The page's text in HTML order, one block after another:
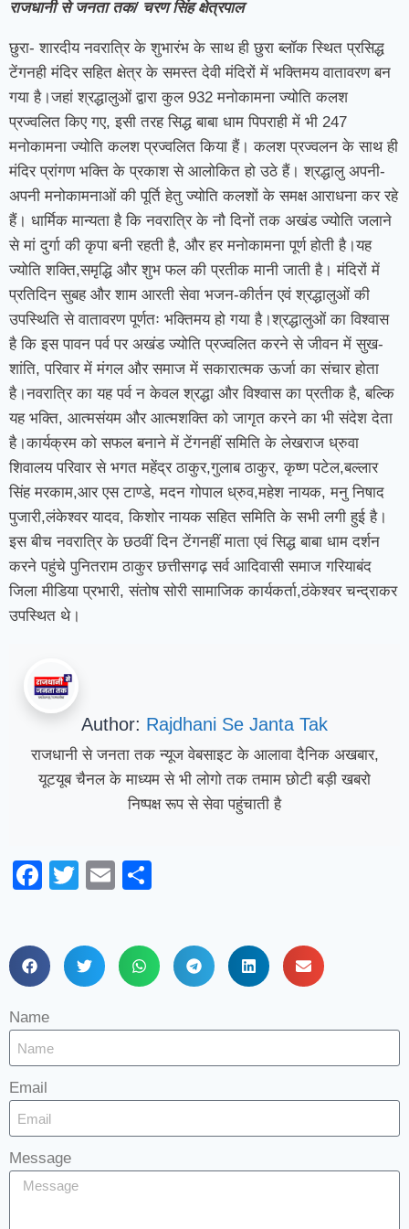
राजधानी से जनता तक/ चरण सिंह क्षेत्रपाल
छुरा- शारदीय नवरात्रि के शुभारंभ के साथ ही छुरा ब्लॉक स्थित प्रसिद्ध
टेंगनही मंदिर सहित क्षेत्र के समस्त देवी मंदिरों में भक्तिमय वातावरण बन
गया है।जहां श्रद्धालुओं द्वारा कुल 932 मनोकामना ज्योति कलश
प्रज्वलित किए गए, इसी तरह सिद्ध बाबा धाम पिपराही में भी 247
मनोकामना ज्योति कलश प्रज्वलित किया हैं। कलश प्रज्वलन के साथ ही
मंदिर प्रांगण भक्ति के प्रकाश से आलोकित हो उठे हैं। श्रद्धालु अपनी-
अपनी मनोकामनाओं की पूर्ति हेतु ज्योति कलशों के समक्ष आराधना कर रहे
हैं। धार्मिक मान्यता है कि नवरात्रि के नौ दिनों तक अखंड ज्योति जलाने
से मां दुर्गा की कृपा बनी रहती है, और हर मनोकामना पूर्ण होती है।यह
ज्योति शक्ति,समृद्धि और शुभ फल की प्रतीक मानी जाती है। मंदिरों में
प्रतिदिन सुबह और शाम आरती सेवा भजन-कीर्तन एवं श्रद्धालुओं की
उपस्थिति से वातावरण पूर्णतः भक्तिमय हो गया है।श्रद्धालुओं का विश्वास
है कि इस पावन पर्व पर अखंड ज्योति प्रज्वलित करने से जीवन में सुख-
शांति, परिवार में मंगल और समाज में सकारात्मक ऊर्जा का संचार होता
है।नवरात्रि का यह पर्व न केवल श्रद्धा और विश्वास का प्रतीक है, बल्कि
यह भक्ति, आत्मसंयम और आत्मशक्ति को जागृत करने का भी संदेश देता
है।कार्यक्रम को सफल बनाने में टेंगनहीं समिति के लेखराज ध्रुवा
शिवालय परिवार से भगत महेंद्र ठाकुर,गुलाब ठाकुर, कृष्ण पटेल,बल्लार
सिंह मरकाम,आर एस टाण्डे, मदन गोपाल ध्रुव,महेश नायक, मनु निषाद
पुजारी,लंकेश्वर यादव, किशोर नायक सहित समिति के सभी लगी हुई है।
इस बीच नवरात्रि के छठवीं दिन टेंगनहीं माता एवं सिद्ध बाबा धाम दर्शन
करने पहुंचे पुनितराम ठाकुर छत्तीसगढ़ सर्व आदिवासी समाज गरियाबंद
जिला मीडिया प्रभारी, संतोष सोरी सामाजिक कार्यकर्ता,ठंकेश्वर चन्द्राकर
उपस्थित थे।
Author: Rajdhani Se Janta Tak
राजधानी से जनता तक न्यूज वेबसाइट के आलावा दैनिक अखबार,
यूटयूब चैनल के माध्यम से भी लोगो तक तमाम छोटी बड़ी खबरो
निष्पक्ष रूप से सेवा पहुंचाती है
Facebook
TwitterEmail
Name
Email
Message